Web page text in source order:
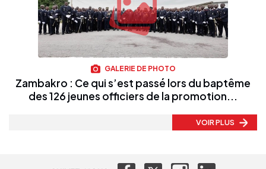
GALERIE DE PHOTO
Zambakro : Ce qui s’est passé lors du baptême
des 126 jeunes officiers de la promotion...
VOIR PLUS